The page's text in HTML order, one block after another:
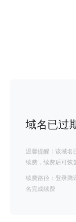
域名已过
温馨提醒：该域名
续费，续费后可恢
续费路径：登录腾
名完成续费